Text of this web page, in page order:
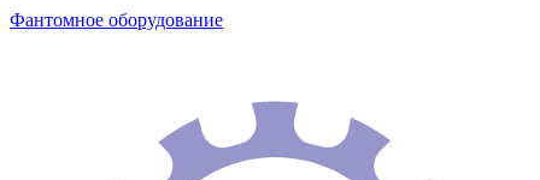
Фантомное оборудование